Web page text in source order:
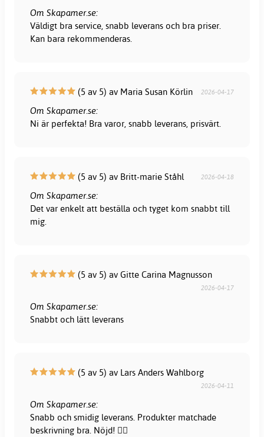
Om Skapamer.se:
Väldigt bra service, snabb leverans och bra priser.
Kan bara rekommenderas.
(5 av 5) av Maria Susan Körlin 2026-04-17
Om Skapamer.se:
Ni är perfekta! Bra varor, snabb leverans, prisvärt.
(5 av 5) av Britt-marie Ståhl 2026-04-18
Om Skapamer.se:
Det var enkelt att beställa och tyget kom snabbt till
mig.
(5 av 5) av Gitte Carina Magnusson
2026-04-17
Om Skapamer.se:
Snabbt och lätt leverans
(5 av 5) av Lars Anders Wahlborg
2026-04-11
Om Skapamer.se:
Snabb och smidig leverans. Produkter matchade
beskrivning bra. Nöjd! 👍🏻